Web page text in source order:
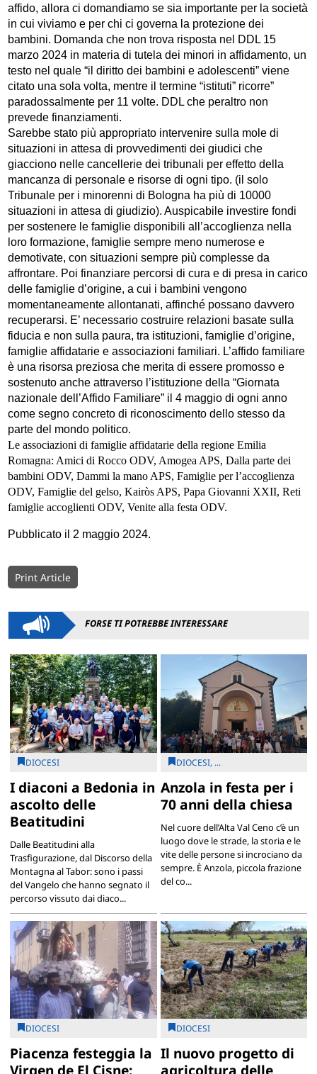
affido, allora ci domandiamo se sia importante per la società
in cui viviamo e per chi ci governa la protezione dei
bambini. Domanda che non trova risposta nel DDL 15
marzo 2024 in materia di tutela dei minori in affidamento, un
testo nel quale “il diritto dei bambini e adolescenti” viene
citato una sola volta, mentre il termine “istituti” ricorre”
paradossalmente per 11 volte. DDL che peraltro non
prevede finanziamenti.
Sarebbe stato più appropriato intervenire sulla mole di
situazioni in attesa di provvedimenti dei giudici che
giacciono nelle cancellerie dei tribunali per effetto della
mancanza di personale e risorse di ogni tipo. (il solo
Tribunale per i minorenni di Bologna ha più di 10000
situazioni in attesa di giudizio). Auspicabile investire fondi
per sostenere le famiglie disponibili all’accoglienza nella
loro formazione, famiglie sempre meno numerose e
demotivate, con situazioni sempre più complesse da
affrontare. Poi finanziare percorsi di cura e di presa in carico
delle famiglie d’origine, a cui i bambini vengono
momentaneamente allontanati, affinché possano davvero
recuperarsi. E’ necessario costruire relazioni basate sulla
fiducia e non sulla paura, tra istituzioni, famiglie d’origine,
famiglie affidatarie e associazioni familiari. L’affido familiare
è una risorsa preziosa che merita di essere promosso e
sostenuto anche attraverso l’istituzione della “Giornata
nazionale dell’Affido Familiare” il 4 maggio di ogni anno
come segno concreto di riconoscimento dello stesso da
parte del mondo politico.
Le associazioni di famiglie affidatarie della regione Emilia
Romagna: Amici di Rocco ODV, Amogea APS, Dalla parte dei
bambini ODV, Dammi la mano APS, Famiglie per l’accoglienza
ODV, Famiglie del gelso, Kairòs APS, Papa Giovanni XXII, Reti
famiglie accoglienti ODV, Venite alla festa ODV.
Pubblicato il 2 maggio 2024.
Print Article
FORSE TI POTREBBE INTERESSARE
DIOCESI
I diaconi a Bedonia in
ascolto delle
Beatitudini
Dalle Beatitudini alla
Trasfigurazione, dal Discorso della
Montagna al Tabor: sono i passi
del Vangelo che hanno segnato il
percorso vissuto dai diaco...
DIOCESI, ...
Anzola in festa per i
70 anni della chiesa
Nel cuore dell’Alta Val Ceno c’è un
luogo dove le strade, la storia e le
vite delle persone si incrociano da
sempre. È Anzola, piccola frazione
del co...
DIOCESI
Piacenza festeggia la
DIOCESI
Il nuovo progetto di